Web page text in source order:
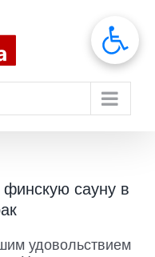
сауну в
удовольствием